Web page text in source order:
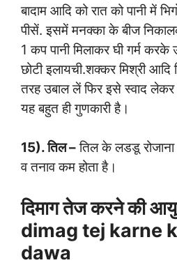
बादाम आदि को रात को पानी में
पीसें. इसमें मनक्का के बीज
1 कप पानी मिलाकर घी गर्म
छोटी इलायची.शक्कर मिश्री आदि
तरह उबाल लें फिर इसे स्वाद लेकर
यह बहुत ही गुणकारी है।
15). तिल –तिल के लडडू
व तनाव कम होता है।
दिमाग तेज करने की
dimag tej karne
dawa